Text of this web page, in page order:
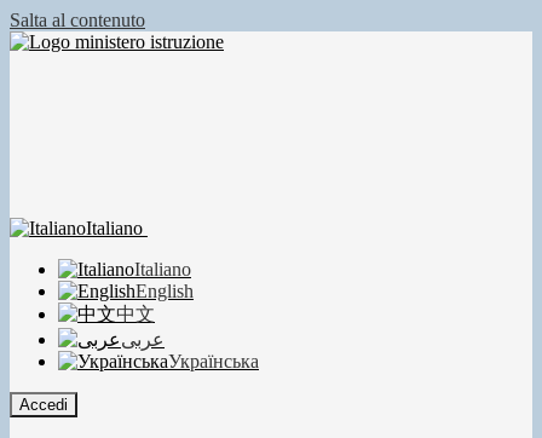
Salta al contenuto
Italiano
Italiano
English
中文
عربى
Українська
Accedi